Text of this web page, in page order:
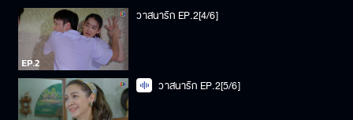
วาสนารัก EP.2[4/6]
วาสนารัก EP.2[5/6]